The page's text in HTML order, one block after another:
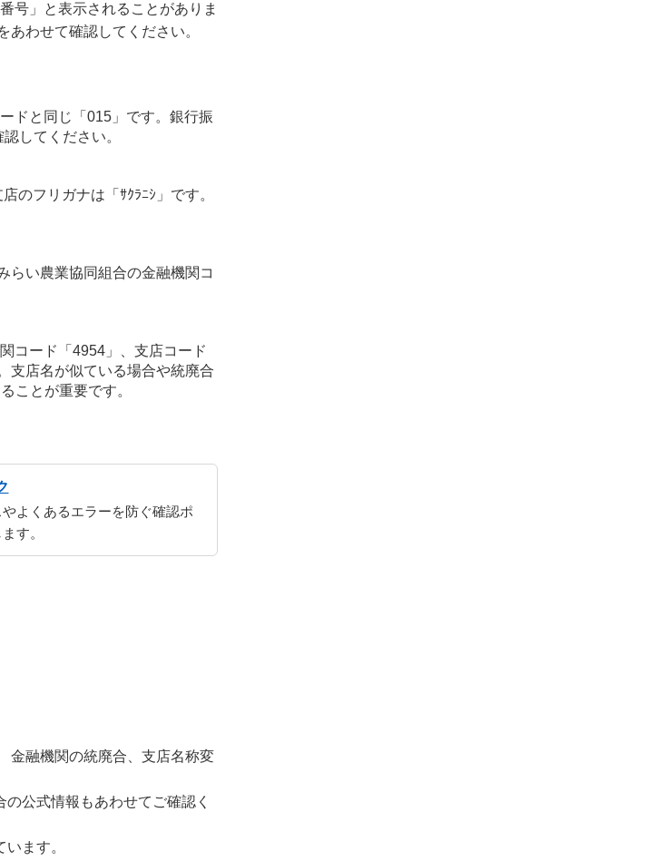
号」と表示されることがありま
わせて確認してください。
ドと同じ「015」です。銀行振
してください。
のフリガナは「ｻｸﾗﾆｼ」です。
らい農業協同組合の金融機関コ
コード「4954」、支店コード
支店名が似ている場合や統廃合
ことが重要です。
よくあるエラーを防ぐ確認ポ
す。
金融機関の統廃合、支店名称変
公式情報もあわせてご確認く
ます。